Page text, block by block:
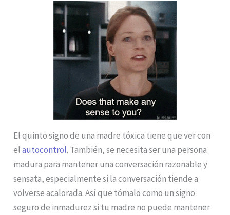
El quinto signo de una madre tóxica tiene que ver con
elautocontrol. También, se necesita ser una persona
madura para mantener una conversación razonable y
sensata, especialmente si la conversación tiende a
volverse acalorada. Así que tómalo como un signo
seguro de inmadurez si tu madre no puede mantener